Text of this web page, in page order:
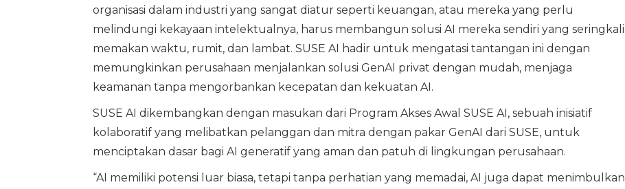
organisasi dalam industri yang sangat diatur seperti keuangan, atau mereka yang perlu
melindungi kekayaan intelektualnya, harus membangun solusi AI mereka sendiri yang seringkali
memakan waktu, rumit, dan lambat. SUSE AI hadir untuk mengatasi tantangan ini dengan
memungkinkan perusahaan menjalankan solusi GenAI privat dengan mudah, menjaga
keamanan tanpa mengorbankan kecepatan dan kekuatan AI.
SUSE AI dikembangkan dengan masukan dari Program Akses Awal SUSE AI, sebuah inisiatif
kolaboratif yang melibatkan pelanggan dan mitra dengan pakar GenAI dari SUSE, untuk
menciptakan dasar bagi AI generatif yang aman dan patuh di lingkungan perusahaan.
“AI memiliki potensi luar biasa, tetapi tanpa perhatian yang memadai, AI juga dapat menimbulkan